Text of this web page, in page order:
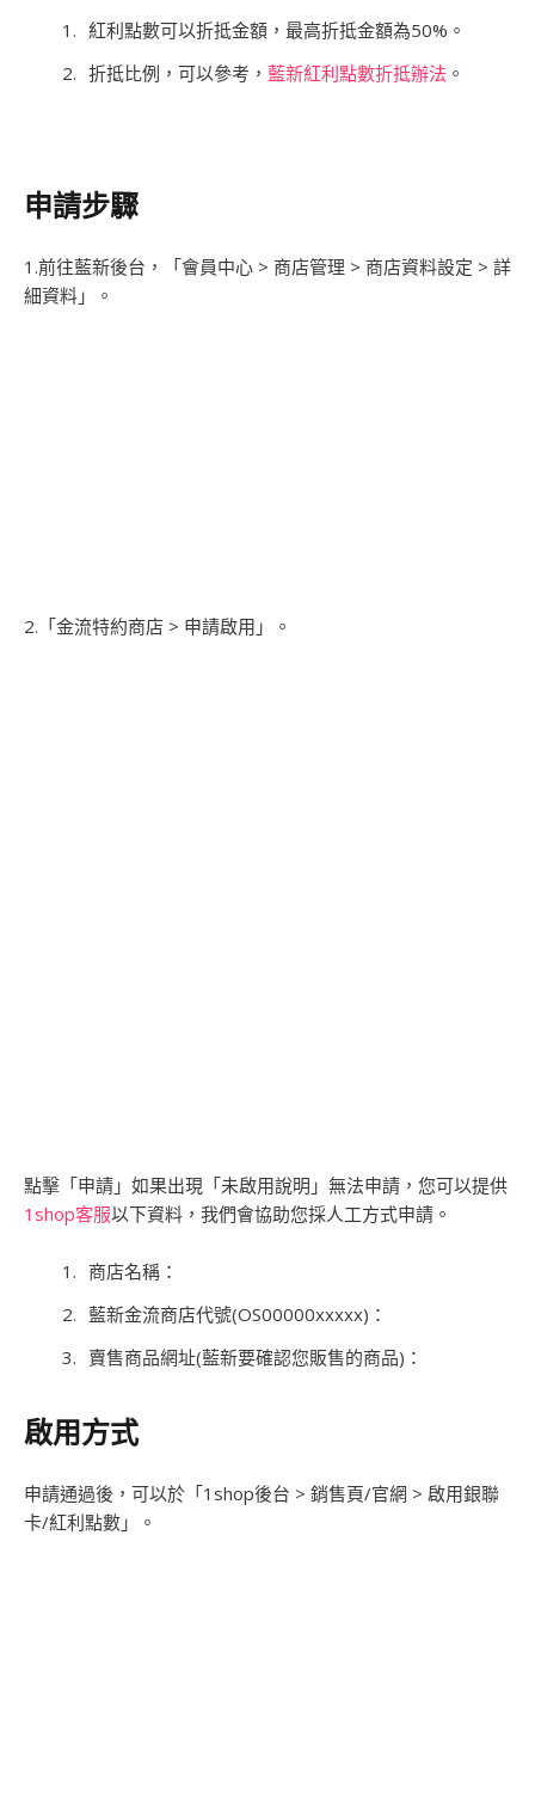
紅利點數可以折抵金額，最高折抵金額為50%。
折抵比例，可以參考， 藍新紅利點數折抵辦法 。
申請步驟
1.前往藍新後台，「會員中心 > 商店管理 > 商店資料設定 > 詳
細資料」。
2.「金流特約商店 > 申請啟用」。
點擊「申請」如果出現「未啟用說明」無法申請，您可以提供
1shop客服以下資料，我們會協助您採人工方式申請。
商店名稱：
藍新金流商店代號(OS00000xxxxx)：
賣售商品網址(藍新要確認您販售的商品)：
啟用方式
申請通過後，可以於「1shop後台 > 銷售頁/官網 > 啟用銀聯
卡/紅利點數」。